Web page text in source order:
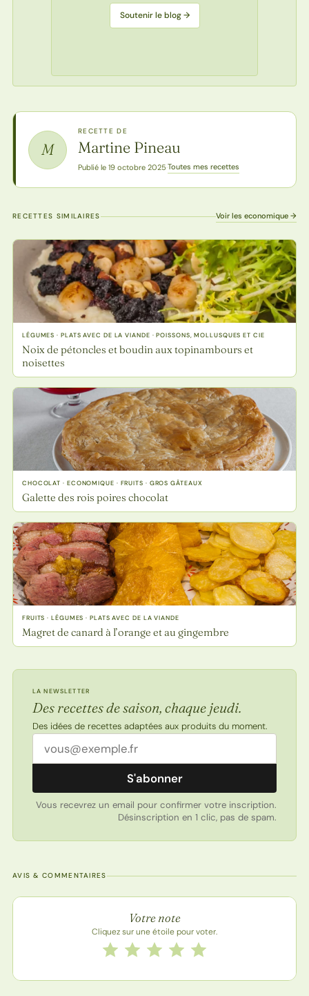
Soutenir le blog →
M
RECETTE DE
Martine Pineau
Publié le 19 octobre 2025·Toutes mes recettes
RECETTES SIMILAIRES Voir les economique →
LÉGUMES · PLATS AVEC DE LA VIANDE · POISSONS, MOLLUSQUES ET CIE
Noix de pétoncles et boudin aux topinambours et
noisettes
CHOCOLAT · ECONOMIQUE · FRUITS · GROS GÂTEAUX
Galette des rois poires chocolat
FRUITS · LÉGUMES · PLATS AVEC DE LA VIANDE
Magret de canard à l’orange et au gingembre
LA NEWSLETTER
Des recettes de saison, chaque jeudi.
Des idées de recettes adaptées aux produits du moment.
Adresse email
S'abonner
Vous recevrez un email pour confirmer votre inscription.
Désinscription en 1 clic, pas de spam.
AVIS & COMMENTAIRES
Note de la recette
Votre note
Cliquez sur une étoile pour voter.
Notez cette recette de 1 à 5 étoiles
5 étoiles
4 étoiles
3 étoiles
2 étoiles
1 étoile